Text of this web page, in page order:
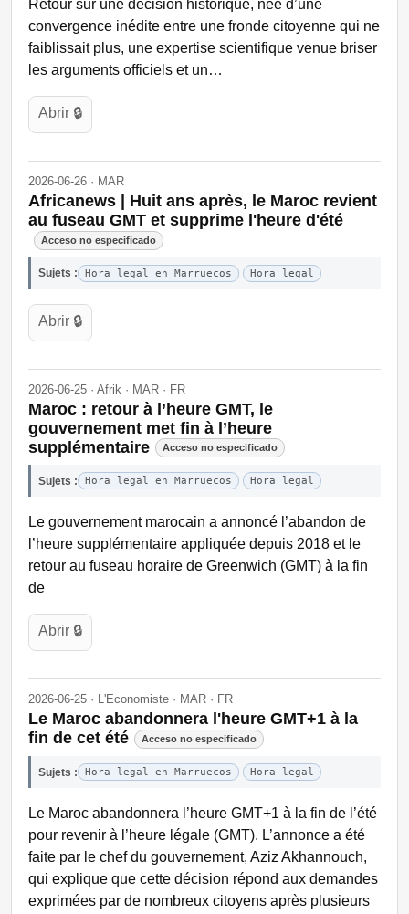
Retour sur une décision historique, née d’une
convergence inédite entre une fronde citoyenne qui ne
faiblissait plus, une expertise scientifique venue briser
les arguments officiels et un…
Abrir 🔒
2026-06-26 · MAR
Africanews | Huit ans après, le Maroc revient
au fuseau GMT et supprime l'heure d'été
Acceso no especificado
Sujets : Hora legal en Marruecos Hora legal
Abrir 🔒
2026-06-25 · Afrik · MAR · FR
Maroc : retour à l’heure GMT, le
gouvernement met fin à l’heure
supplémentaire
Acceso no especificado
Sujets : Hora legal en Marruecos Hora legal
Le gouvernement marocain a annoncé l’abandon de
l’heure supplémentaire appliquée depuis 2018 et le
retour au fuseau horaire de Greenwich (GMT) à la fin
de
Abrir 🔒
2026-06-25 · L'Economiste · MAR · FR
Le Maroc abandonnera l'heure GMT+1 à la
fin de cet été
Acceso no especificado
Sujets : Hora legal en Marruecos Hora legal
Le Maroc abandonnera l’heure GMT+1 à la fin de l’été
pour revenir à l’heure légale (GMT). L’annonce a été
faite par le chef du gouvernement, Aziz Akhannouch,
qui explique que cette décision répond aux demandes
exprimées par de nombreux citoyens après plusieurs